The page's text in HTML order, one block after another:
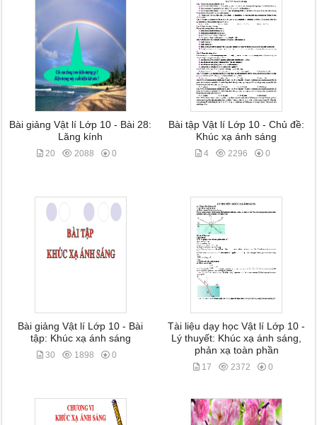
Bài giảng Vật lí Lớp 10 - Bài 28:
Lăng kính
20 2088 0
Bài tập Vật lí Lớp 10 - Chủ đề:
Khúc xạ ánh sáng
4 2296 0
Bài giảng Vật lí Lớp 10 - Bài
tập: Khúc xạ ánh sáng
30 1898 0
Tài liệu dạy học Vật lí Lớp 10 -
Lý thuyết: Khúc xạ ánh sáng,
phản xạ toàn phần
17 2372 0